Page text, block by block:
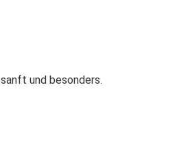
und besonders.